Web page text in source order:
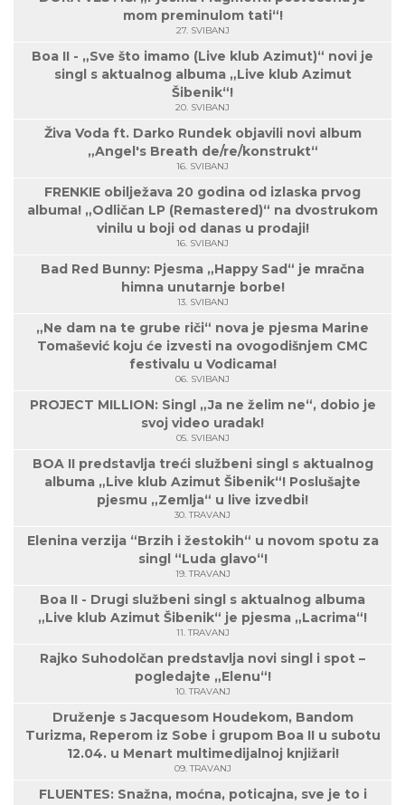
mom preminulom tati“!
27. SVIBANJ
Boa II - „Sve što imamo (Live klub Azimut)“ novi je
singl s aktualnog albuma „Live klub Azimut
Šibenik“!
20. SVIBANJ
Živa Voda ft. Darko Rundek objavili novi album
„Angel's Breath de/re/konstrukt“
16. SVIBANJ
FRENKIE obilježava 20 godina od izlaska prvog
albuma! „Odličan LP (Remastered)“ na dvostrukom
vinilu u boji od danas u prodaji!
16. SVIBANJ
Bad Red Bunny: Pjesma „Happy Sad“ je mračna
himna unutarnje borbe!
13. SVIBANJ
„Ne dam na te grube riči“ nova je pjesma Marine
Tomašević koju će izvesti na ovogodišnjem CMC
festivalu u Vodicama!
06. SVIBANJ
PROJECT MILLION: Singl „Ja ne želim ne“, dobio je
svoj video uradak!
05. SVIBANJ
BOA II predstavlja treći službeni singl s aktualnog
albuma „Live klub Azimut Šibenik“! Poslušajte
pjesmu „Zemlja“ u live izvedbi!
30. TRAVANJ
Elenina verzija “Brzih i žestokih“ u novom spotu za
singl “Luda glavo“!
19. TRAVANJ
Boa II - Drugi službeni singl s aktualnog albuma
„Live klub Azimut Šibenik“ je pjesma „Lacrima“!
11. TRAVANJ
Rajko Suhodolčan predstavlja novi singl i spot –
pogledajte „Elenu“!
10. TRAVANJ
Druženje s Jacquesom Houdekom, Bandom
Turizma, Reperom iz Sobe i grupom Boa II u subotu
12.04. u Menart multimedijalnoj knjižari!
09. TRAVANJ
FLUENTES: Snažna, moćna, poticajna, sve je to i